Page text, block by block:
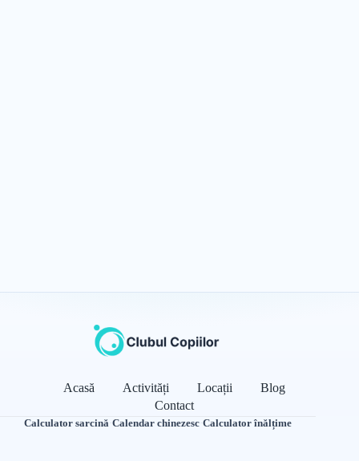
Acasă Activități Locații
Blog
Contact
Calculator sarcină·Calendar chinezesc·Calculator înălțime